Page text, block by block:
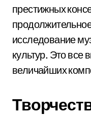
престижных
исследование
культур. Это все
величайших